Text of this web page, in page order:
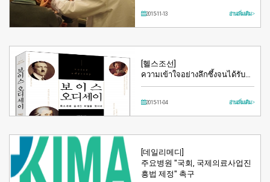
2015-11-13 อ่านเพิ่มเติม >
[헬스조선]
ความเข้าใจอย่างลึกซึ้งจนได้รับ…
2015-11-04 อ่านเพิ่มเติม >
[데일리메디]
주요병원 "국회, 국제의료사업진
흥법 제정" 촉구